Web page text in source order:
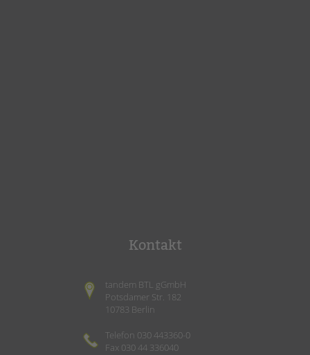
Kontakt
tandem BTL gGmbH
Potsdamer Str. 182
10783 Berlin
Telefon 030 443360-0
Fax 030 44 336040